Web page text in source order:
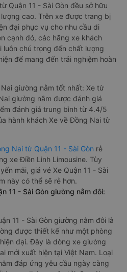
Quận 11 - Sài Gòn đều sở hữu
cao. Trên xe được trang bị
đại phục vụ cho nhu cầu di
cạnh đó, các hãng xe khách
luôn chú trọng đến chất lượng
để mang đến trải nghiệm hoàn
giường nằm tốt nhất: Xe từ
giường nằm được đánh giá
đánh giá trung bình từ 4.4/5
hành khách Xe về Đồng Nai từ
Nai từ Quận 11 - Sài Gòn rẻ
xe Điền Linh Limousine. Tùy
mãi, giá vé Xe Quận 11 - Sài
này có thể sẽ rẻ hơn.
11 - Sài Gòn giường nằm đôi:
11 - Sài Gòn giường nằm đôi là
được thiết kế như một phòng
đại. Đây là dòng xe giường
mới xuất hiện tại Việt Nam. Loại
đáp ứng yêu cầu ngày càng